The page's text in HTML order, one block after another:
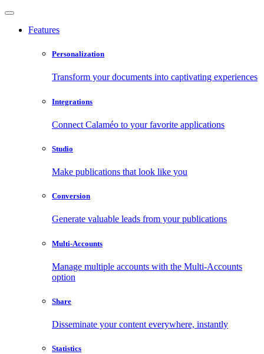
Features
Personalization
Transform your documents into captivating experiences
Integrations
Connect Calaméo to your favorite applications
Studio
Make publications that look like you
Conversion
Generate valuable leads from your publications
Multi-Accounts
Manage multiple accounts with the Multi-Accounts
option
Share
Disseminate your content everywhere, instantly
Statistics